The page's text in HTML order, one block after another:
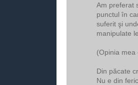
Am preferat
punctul în
suferit şi
manipulate
(Opinia
Din păcate
Nu e din